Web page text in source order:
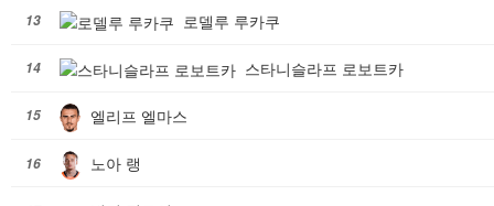
13 로델루 루카쿠
14 스타니슬라프 로보트카
15 엘리프 엘마스
16 노아 랭